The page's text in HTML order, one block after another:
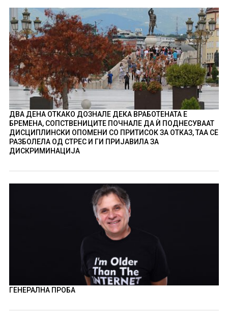
ДВА ДЕНА ОТКАКО ДОЗНАЛЕ ДЕКА ВРАБОТЕНАТА Е
БРЕМЕНА, СОПСТВЕНИЦИТЕ ПОЧНАЛЕ ДА Ѝ ПОДНЕСУВААТ
ДИСЦИПЛИНСКИ ОПОМЕНИ СО ПРИТИСОК ЗА ОТКАЗ, ТАА СЕ
РАЗБОЛЕЛА ОД СТРЕС И ГИ ПРИЈАВИЛА ЗА
ДИСКРИМИНАЦИЈА
ГЕНЕРАЛНА ПРОБА